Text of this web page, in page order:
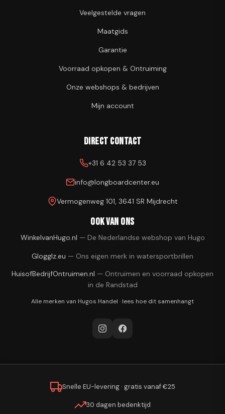
Veelgestelde vragen
Maatgids
Garantie
Voorraad opkopen & Ontruiming
Onze webshops & bedrijven
Mijn account
Direct contact
+31 6 42 53 37 53
info@longboardcenter.eu
Vermogenweg 101, 3641 SR Mijdrecht
Ook van ons
WinkelvanHugo.nl — De Nederlandse webshop van Hugo
Glogglz.eu — Ons eigen merk in watersportbrillen
HuisofBedrijfOntruimen.nl — Ontruimen en voorraad opkopen
in de Randstad
Alle merken van Hugos Handel · lees hoe dit samenhangt
Snelle EU-levering · gratis vanaf €25
30 dagen bedenktijd